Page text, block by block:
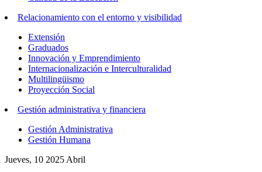
Relacionamiento con el entorno y visibilidad
Extensión
Graduados
Innovación y Emprendimiento
Internacionalización e Interculturalidad
Multilingüismo
Proyección Social
Gestión administrativa y financiera
Gestión Administrativa
Gestión Humana
Jueves, 10 2025 Abril